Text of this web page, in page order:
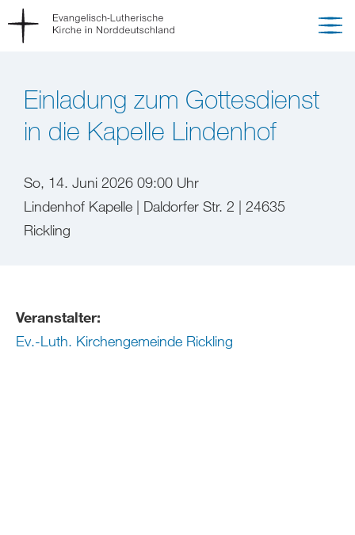
Einladung zum Gottesdienst
in die Kapelle Lindenhof
So, 14. Juni 2026 09:00 Uhr
Lindenhof Kapelle | Daldorfer Str. 2 | 24635
Rickling
Veranstalter:
Ev.-Luth. Kirchengemeinde Rickling